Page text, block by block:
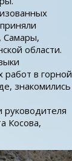
Самары,
области.
работ в горной
знакомились
Косова,